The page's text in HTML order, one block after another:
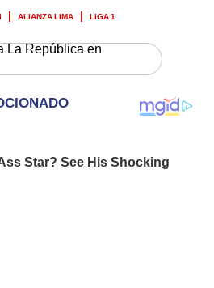
ALIANZA LIMA LIGA 1
La República en